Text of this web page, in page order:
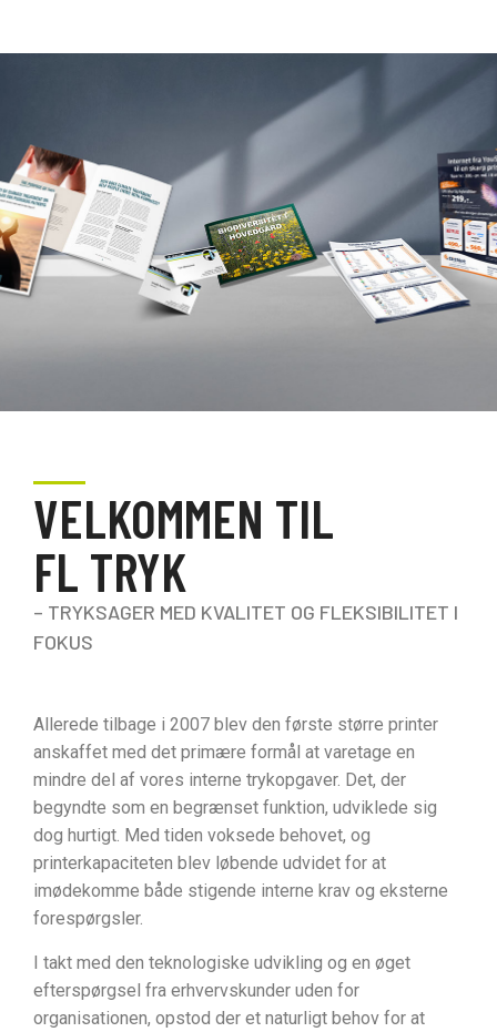
VELKOMMEN TIL
FL TRYK
– TRYKSAGER MED KVALITET OG FLEKSIBILITET I
FOKUS
Allerede tilbage i 2007 blev den første større printer
anskaffet med det primære formål at varetage en
mindre del af vores interne trykopgaver. Det, der
begyndte som en begrænset funktion, udviklede sig
dog hurtigt. Med tiden voksede behovet, og
printerkapaciteten blev løbende udvidet for at
imødekomme både stigende interne krav og eksterne
forespørgsler.
I takt med den teknologiske udvikling og en øget
efterspørgsel fra erhvervskunder uden for
organisationen, opstod der et naturligt behov for at